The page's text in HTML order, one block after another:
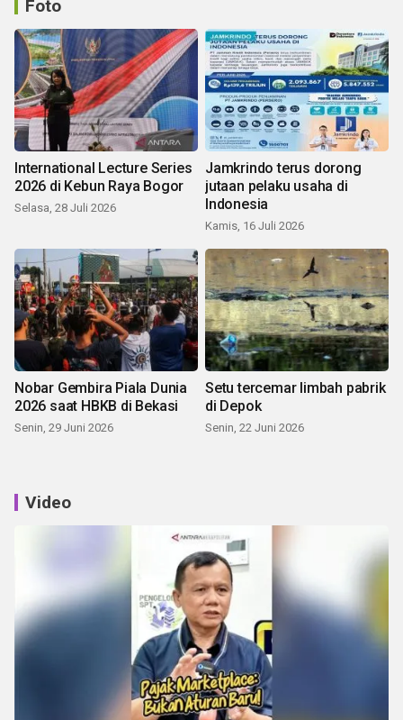
Foto
International Lecture Series
2026 di Kebun Raya Bogor
Selasa, 28 Juli 2026
Jamkrindo terus dorong
jutaan pelaku usaha di
Indonesia
Kamis, 16 Juli 2026
Nobar Gembira Piala Dunia
2026 saat HBKB di Bekasi
Senin, 29 Juni 2026
Setu tercemar limbah pabrik
di Depok
Senin, 22 Juni 2026
Video